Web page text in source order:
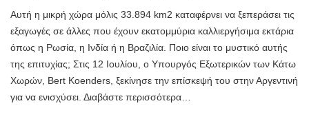
Αυτή η μικρή χώρα μόλις 33.894 km2 καταφέρνει να ξεπεράσει τις
εξαγωγές σε άλλες που έχουν εκατομμύρια καλλιεργήσιμα εκτάρια
όπως η Ρωσία, η Ινδία ή η Βραζιλία. Ποιο είναι το μυστικό αυτής
της επιτυχίας; Στις 12 Ιουλίου, ο Υπουργός Εξωτερικών των Κάτω
Χωρών, Bert Koenders, ξεκίνησε την επίσκεψή του στην Αργεντινή
για να ενισχύσει. Διαβάστε περισσότερα…